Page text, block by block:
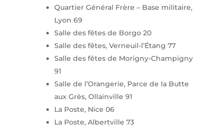
Quartier Général Frère – Base militaire,
Lyon 69
Salle des fêtes de Borgo 20
Salle des fêtes, Verneuil-l’Étang 77
Salle des fêtes de Morigny-Champigny
91
Salle de l’Orangerie, Parce de la Butte
aux Grès, Ollainville 91
La Poste, Nice 06
La Poste, Albertville 73